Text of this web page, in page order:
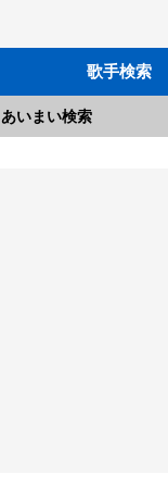
歌手検索
あいまい検索